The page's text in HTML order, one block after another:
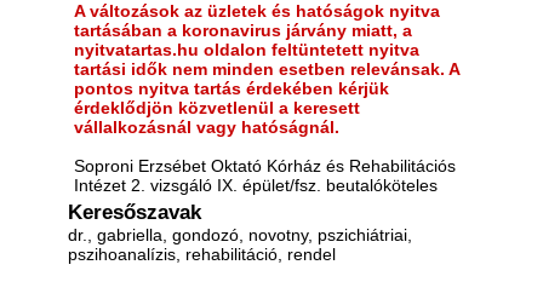
A változások az üzletek és hatóságok nyitva
tartásában a koronavirus járvány miatt, a
nyitvatartas.hu oldalon feltüntetett nyitva
tartási idők nem minden esetben relevánsak. A
pontos nyitva tartás érdekében kérjük
érdeklődjön közvetlenül a keresett
vállalkozásnál vagy hatóságnál.
Soproni Erzsébet Oktató Kórház és Rehabilitációs
Intézet 2. vizsgáló IX. épület/fsz. beutalóköteles
Keresőszavak
dr., gabriella, gondozó, novotny, pszichiátriai,
pszihoanalízis, rehabilitáció, rendel